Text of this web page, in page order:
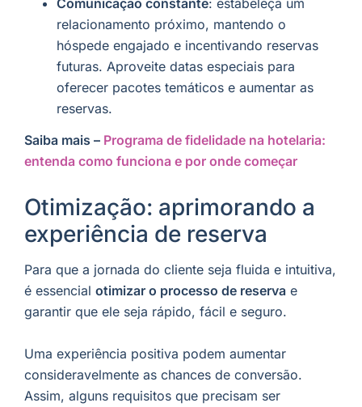
Comunicação constante: estabeleça um
relacionamento próximo, mantendo o
hóspede engajado e incentivando reservas
futuras. Aproveite datas especiais para
oferecer pacotes temáticos e aumentar as
reservas.
Saiba mais – Programa de fidelidade na hotelaria:
entenda como funciona e por onde começar
Otimização: aprimorando a
experiência de reserva
Para que a jornada do cliente seja fluida e intuitiva,
é essencial otimizar o processo de reserva e
garantir que ele seja rápido, fácil e seguro.
Uma experiência positiva podem aumentar
consideravelmente as chances de conversão.
Assim, alguns requisitos que precisam ser